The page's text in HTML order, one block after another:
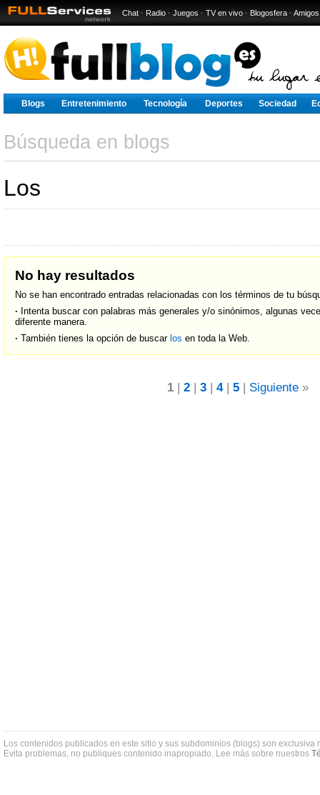
Chat · Radio · Juegos · TV en vivo · Blogosfera · Amigos
Blogs Entretenimiento Tecnología Deportes Sociedad
Búsqueda en blogs
Los
No hay resultados
No se han encontrado entradas relacionadas con los términos de tu
· Intenta buscar con palabras más generales y/o sinónimos, algunas
diferente manera.
· También tienes la opción de buscar los en toda la Web.
1| 2| 3| 4| 5| Siguiente»
Los contenidos publicados en este sitio y sus subdominios (blogs) son exclusiva
Evita problemas, no publiques contenido inapropiado. Lee más sobre nuestros